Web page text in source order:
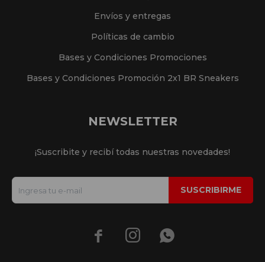
Envíos y entregas
Políticas de cambio
Bases y Condiciones Promociones
Bases y Condiciones Promoción 2x1 BR Sneakers
NEWSLETTER
¡Suscribite y recibí todas nuestras novedades!
SUSCRIBIRME
  